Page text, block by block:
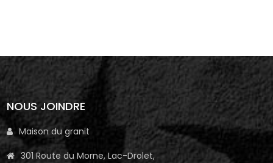
NOUS JOINDRE
Maison du granit
301 Route du Morne, Lac-Drolet,